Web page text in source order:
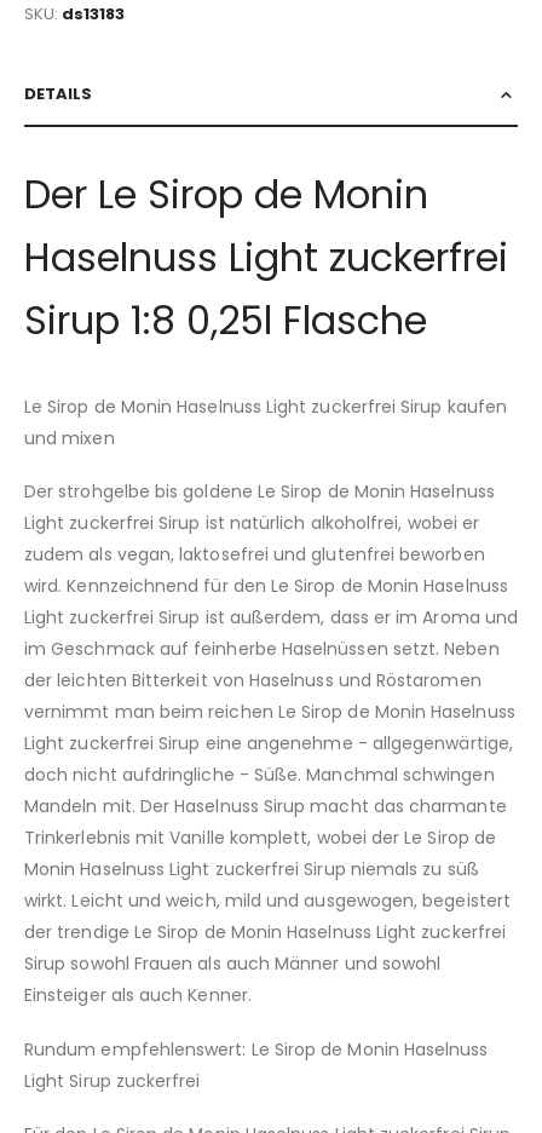
SKU ds13183
DETAILS
Der Le Sirop de Monin
Haselnuss Light zuckerfrei
Sirup 1:8 0,25l Flasche
Le Sirop de Monin Haselnuss Light zuckerfrei Sirup kaufen
und mixen
Der strohgelbe bis goldene Le Sirop de Monin Haselnuss
Light zuckerfrei Sirup ist natürlich alkoholfrei, wobei er
zudem als vegan, laktosefrei und glutenfrei beworben
wird. Kennzeichnend für den Le Sirop de Monin Haselnuss
Light zuckerfrei Sirup ist außerdem, dass er im Aroma und
im Geschmack auf feinherbe Haselnüssen setzt. Neben
der leichten Bitterkeit von Haselnuss und Röstaromen
vernimmt man beim reichen Le Sirop de Monin Haselnuss
Light zuckerfrei Sirup eine angenehme - allgegenwärtige,
doch nicht aufdringliche - Süße. Manchmal schwingen
Mandeln mit. Der Haselnuss Sirup macht das charmante
Trinkerlebnis mit Vanille komplett, wobei der Le Sirop de
Monin Haselnuss Light zuckerfrei Sirup niemals zu süß
wirkt. Leicht und weich, mild und ausgewogen, begeistert
der trendige Le Sirop de Monin Haselnuss Light zuckerfrei
Sirup sowohl Frauen als auch Männer und sowohl
Einsteiger als auch Kenner.
Rundum empfehlenswert: Le Sirop de Monin Haselnuss
Light Sirup zuckerfrei